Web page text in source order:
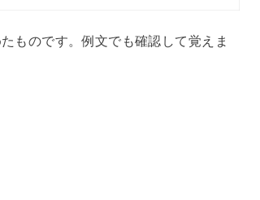
ものです。例文でも確認して覚えま